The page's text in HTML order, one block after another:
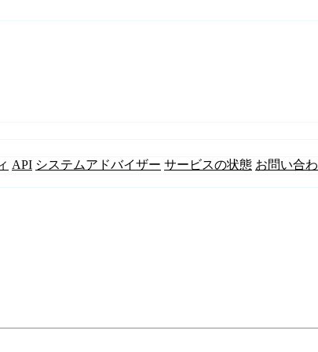
API システムアドバイザー サービスの状態 お問い合